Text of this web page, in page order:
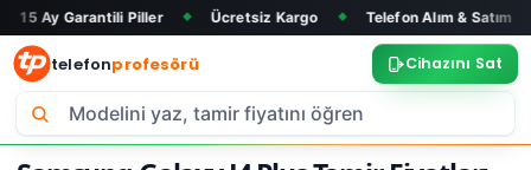
Piller ◆ Ücretsiz Kargo ◆ Telefon Alım & Satım ◆ Tüm
telefonprofesörü Cihazını Sat